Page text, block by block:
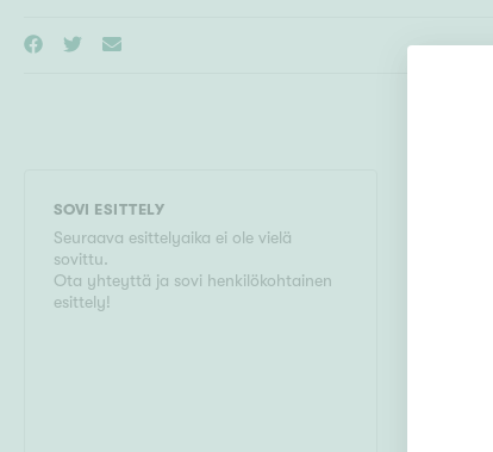
SOVI ESITTELY
Seuraava esittelyaika ei ole vielä
sovittu.
Ota yhteyttä ja sovi henkilökohtainen
esittely!